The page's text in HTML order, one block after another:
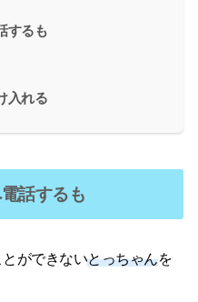
するも
入れる
話するも
ができないとっちゃんを